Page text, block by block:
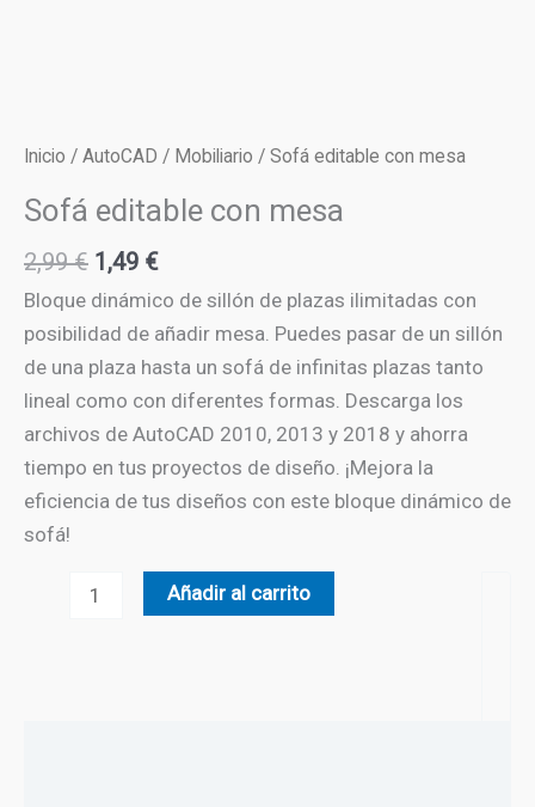
Inicio / AutoCAD / Mobiliario / Sofá editable con mesa
Sofá editable con mesa
2,99€ El
precio
original
era:
2,99 €.
1,49 €El
precio
actual
es:
1,49 €.
Bloque dinámico de sillón de plazas ilimitadas con
posibilidad de añadir mesa. Puedes pasar de un sillón
de una plaza hasta un sofá de infinitas plazas tanto
lineal como con diferentes formas. Descarga los
archivos de AutoCAD 2010, 2013 y 2018 y ahorra
tiempo en tus proyectos de diseño. ¡Mejora la
eficiencia de tus diseños con este bloque dinámico de
sofá!
Añadir al carrito